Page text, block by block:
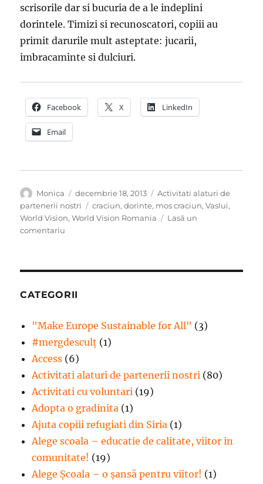
scrisorile dar si bucuria de a le indeplini
dorintele. Timizi si recunoscatori, copiii au
primit darurile mult asteptate: jucarii,
imbracaminte si dulciuri.
Facebook X LinkedIn
Email
Autor
Monica
Publicat
pe
decembrie 18, 2013 Categorii
Activitati alaturi de
partenerii nostri
Etichete
craciun,dorinte, mos craciun,Vaslui,
World Vision,World Vision Romania
Lasă un
comentariu
20
au
fost
deja
indeplinite!
CATEGORII
"Make Europe Sustainable for All" (3)
#mergdesculţ (1)
Access (6)
Activitati alaturi de partenerii nostri (80)
Activitati cu voluntari (19)
Adopta o gradinita (1)
Ajuta copiii refugiati din Siria (1)
Alege scoala – educatie de calitate, viitor in
comunitate! (19)
Alege Şcoala – o şansă pentru viitor! (1)